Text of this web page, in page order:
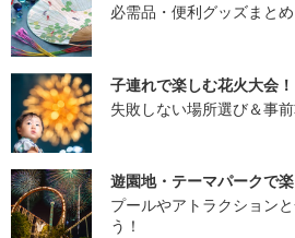
必需品・便利グッズまと
子連れで楽しむ花火大会！
失敗しない場所選び＆事
遊園地・テーマパークで楽
プールやアトラクション
う！